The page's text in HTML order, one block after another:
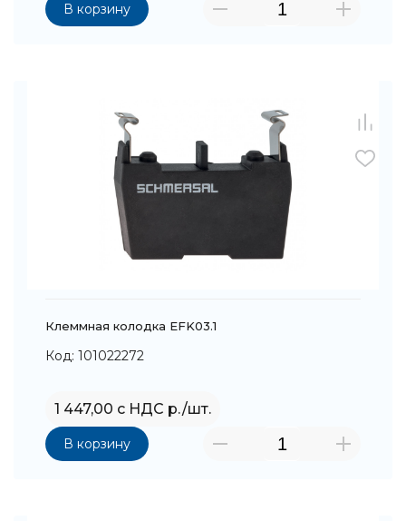
В корзину
Клеммная колодка EFK03.1
Код: 101022272
1 447,00 с НДС р./шт.
В корзину